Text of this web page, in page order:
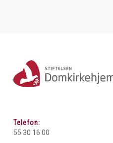
Telefon:
55 30 16 00